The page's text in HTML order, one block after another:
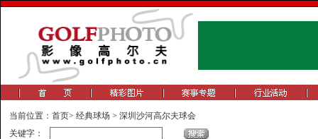
当前位置： 首页> 经典球场 > 深圳沙河高尔夫球会
关键字：